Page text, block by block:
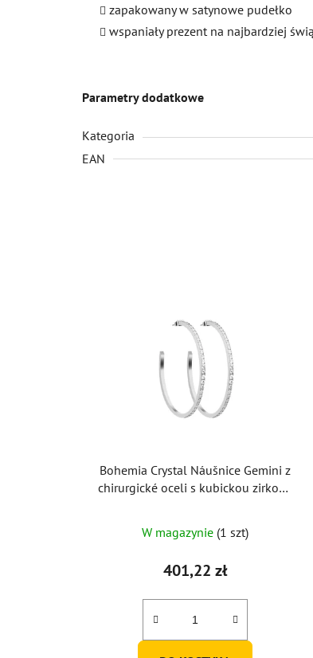
zapakowany w satynowe pudełko
wspaniały prezent na najbardziej
Parametry dodatkowe
Kategoria
EAN
Bohemia Crystal Náušnice Gemini z
chirurgické oceli s kubickou zirkonií
W magazynie (1 szt)
401,22 zł